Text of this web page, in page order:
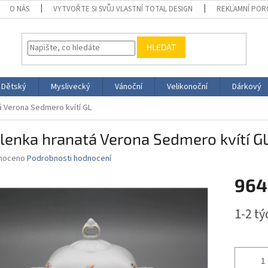
O NÁS VYTVOŘTE SI SVŮJ VLASTNÍ TOTAL DESIGN REKLAMNÍ
HLEDAT
Dětský Myslivecký Vánoční Velikonoční Dárkový
Verona Sedmero kvítí GL
hranatá Verona Sedmero kvítí
Podrobnosti hodnocení
cena:
1-2